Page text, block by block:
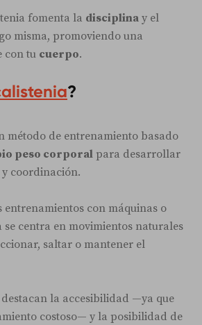
fomenta la disciplina y el
misma, promoviendo una
con tu cuerpo.
?
método de entrenamiento basado
peso corporal para desarrollar
coordinación.
entrenamientos con máquinas o
se centra en movimientos naturales
saltar o mantener el
la accesibilidad —ya que
costoso— y la posibilidad de